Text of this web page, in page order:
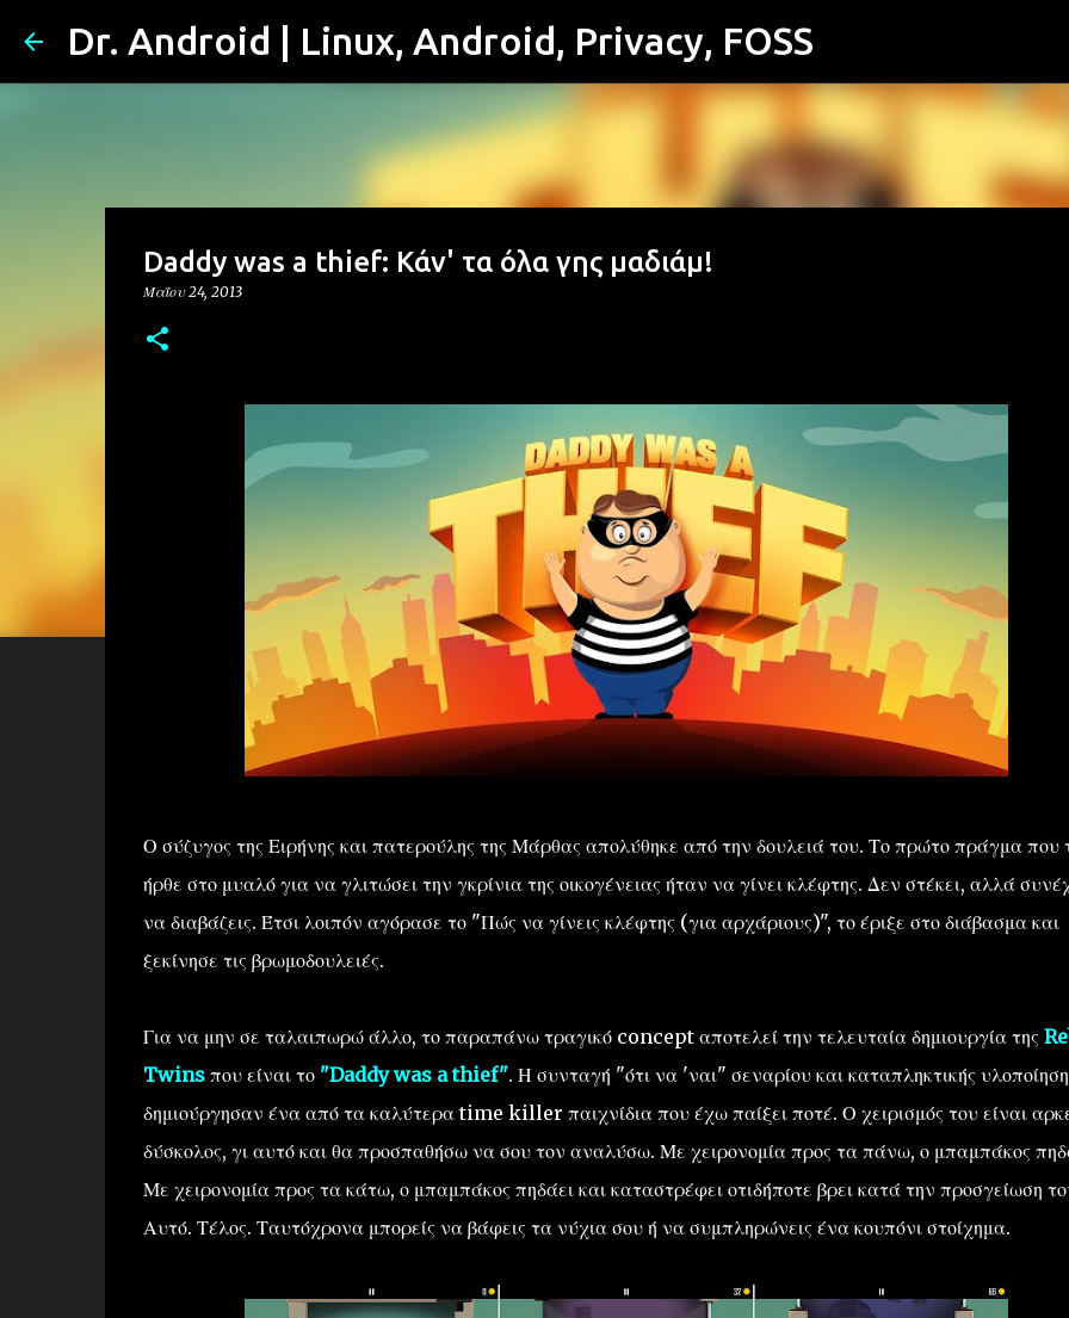
Μετάβαση στο κύριο περιεχόμενο
Dr. Android | Linux, Android, Privacy, FOSS
Daddy was a thief: Κάν' τα όλα γης μαδιάμ!
Μαΐου 24, 2013
Ο σύζυγος της Ειρήνης και πατερούλης της Μάρθας απολύθηκε από την δουλειά του. Το πρώτο πράγμα που
ήρθε στο μυαλό για να γλιτώσει την γκρίνια της οικογένειας ήταν να γίνει κλέφτης. Δεν στέκει, αλλά
να διαβάζεις. Έτσι λοιπόν αγόρασε το "Πώς να γίνεις κλέφτης (για αρχάριους)", το έριξε στο διάβασμα και
ξεκίνησε τις βρωμοδουλειές.
Για να μην σε ταλαιπωρώ άλλο, το παραπάνω τραγικό concept αποτελεί την τελευταία δημιουργία της
Twinsπου είναι το "Daddy was a thief". Η συνταγή "ότι να 'ναι" σεναρίου και καταπληκτικής
δημιούργησαν ένα από τα καλύτερα time killer παιχνίδια που έχω παίξει ποτέ. Ο χειρισμός του είναι
δύσκολος, γι αυτό και θα προσπαθήσω να σου τον αναλύσω. Με χειρονομία προς τα πάνω, ο μπαμπάκος
Με χειρονομία προς τα κάτω, ο μπαμπάκος πηδάει και καταστρέφει οτιδήποτε βρει κατά την προσγείωση
Αυτό. Τέλος. Ταυτόχρονα μπορείς να βάφεις τα νύχια σου ή να συμπληρώνεις ένα κουπόνι στοίχημα.